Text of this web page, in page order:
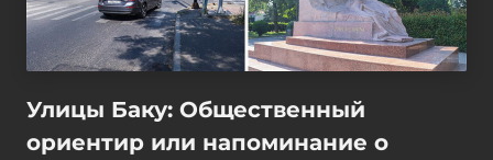
Улицы Баку: Общественный
ориентир или напоминание о